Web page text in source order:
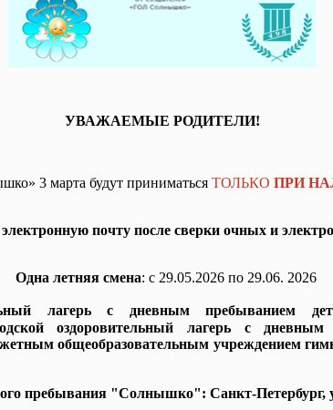
УВАЖАЕМЫЕ РОДИТЕЛИ!
3 марта будут приниматься ТОЛЬКО ПРИ
почту после сверки очных и
Одна летняя смена: с 29.05.2026 по 29.06. 2026
лагерь с дневным пребыванием
оздоровительный лагерь с
общеобразовательным учреждением
пребывания "Солнышко": Санкт-